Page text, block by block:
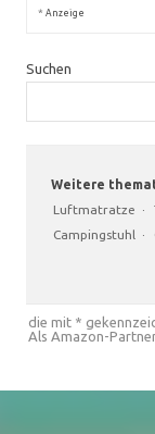
* Anzeige
Suchen
Weitere
Luftmatratze ·
Campingstuhl ·
die mit *
Als Amazon-